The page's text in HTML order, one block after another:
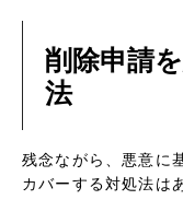
削除申請
法
残念ながら、悪意に
カバーする対処法は